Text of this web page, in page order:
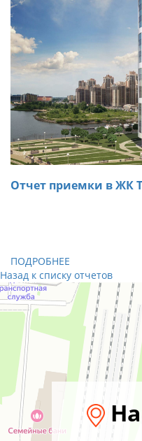
Отчет приемки в ЖК
ПОДРОБНЕЕ
Назад к списку отчетов